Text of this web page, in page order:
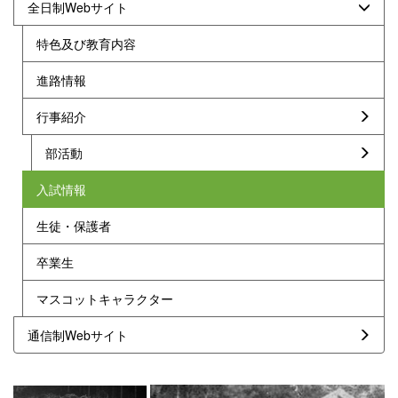
全日制Webサイト
特色及び教育内容
進路情報
行事紹介
部活動
入試情報
生徒・保護者
卒業生
マスコットキャラクター
通信制Webサイト